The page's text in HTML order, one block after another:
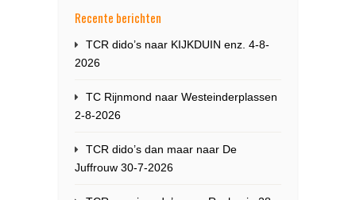
Recente berichten
TCR dido’s naar KIJKDUIN enz. 4-8-
2026
TC Rijnmond naar Westeinderplassen
2-8-2026
TCR dido’s dan maar naar De
Juffrouw 30-7-2026